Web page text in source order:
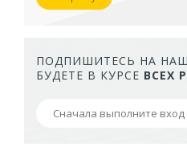
ПОДПИШИТЕСЬ НА
БУДЕТЕ В КУРСЕ ВСЕХ